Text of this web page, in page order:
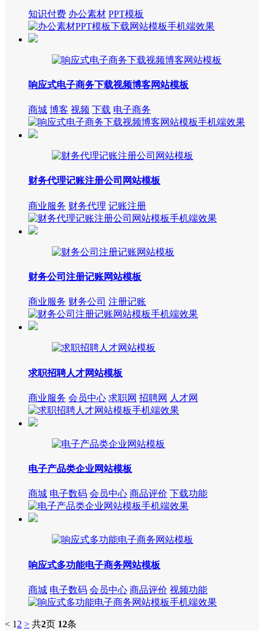
知识付费 办公素材 PPT模板
响应式电子商务下载视频博客网站模板
商城 博客 视频 下载 电子商务
财务代理记账注册公司网站模板
商业服务 财务代理 记账注册
财务公司注册记账网站模板
商业服务 财务公司 注册记账
求职招聘人才网站模板
商业服务 会员中心 求职网 招聘网 人才网
电子产品类企业网站模板
商城 电子数码 会员中心 商品评价 下载功能
响应式多功能电子商务网站模板
商城 电子数码 会员中心 商品评价 视频功能
< 1 2 > 共2页 12条